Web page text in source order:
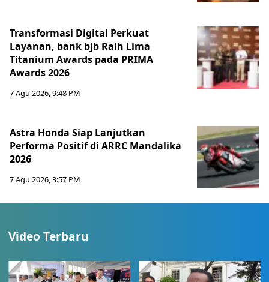
Transformasi Digital Perkuat
Layanan, bank bjb Raih Lima
Titanium Awards pada PRIMA
Awards 2026
7 Agu 2026, 9:48 PM
Astra Honda Siap Lanjutkan
Performa Positif di ARRC Mandalika
2026
7 Agu 2026, 3:57 PM
Video Terbaru